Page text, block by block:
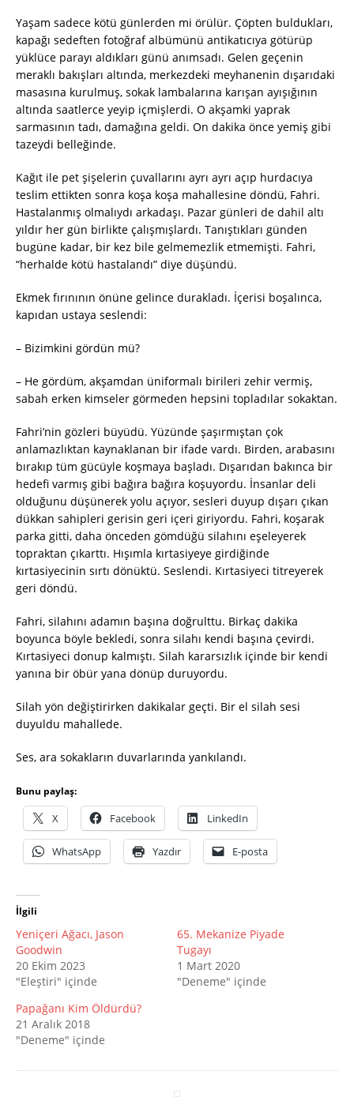
Yaşam sadece kötü günlerden mi örülür. Çöpten buldukları,
kapağı sedeften fotoğraf albümünü antikatıcıya götürüp
yüklüce parayı aldıkları günü anımsadı. Gelen geçenin
meraklı bakışları altında, merkezdeki meyhanenin dışarıdaki
masasına kurulmuş, sokak lambalarına karışan ayışığının
altında saatlerce yeyip içmişlerdi. O akşamki yaprak
sarmasının tadı, damağına geldi. On dakika önce yemiş gibi
tazeydi belleğinde.
Kağıt ile pet şişelerin çuvallarını ayrı ayrı açıp hurdacıya
teslim ettikten sonra koşa koşa mahallesine döndü, Fahri.
Hastalanmış olmalıydı arkadaşı. Pazar günleri de dahil altı
yıldır her gün birlikte çalışmışlardı. Tanıştıkları günden
bugüne kadar, bir kez bile gelmemezlik etmemişti. Fahri,
“herhalde kötü hastalandı” diye düşündü.
Ekmek fırınının önüne gelince durakladı. İçerisi boşalınca,
kapıdan ustaya seslendi:
– Bizimkini gördün mü?
– He gördüm, akşamdan üniformalı birileri zehir vermiş,
sabah erken kimseler görmeden hepsini topladılar sokaktan.
Fahri’nin gözleri büyüdü. Yüzünde şaşırmıştan çok
anlamazlıktan kaynaklanan bir ifade vardı. Birden, arabasını
bırakıp tüm gücüyle koşmaya başladı. Dışarıdan bakınca bir
hedefi varmış gibi bağıra bağıra koşuyordu. İnsanlar deli
olduğunu düşünerek yolu açıyor, sesleri duyup dışarı çıkan
dükkan sahipleri gerisin geri içeri giriyordu. Fahri, koşarak
parka gitti, daha önceden gömdüğü silahını eşeleyerek
topraktan çıkarttı. Hışımla kırtasiyeye girdiğinde
kırtasiyecinin sırtı dönüktü. Seslendi. Kırtasiyeci titreyerek
geri döndü.
Fahri, silahını adamın başına doğrulttu. Birkaç dakika
boyunca böyle bekledi, sonra silahı kendi başına çevirdi.
Kırtasiyeci donup kalmıştı. Silah kararsızlık içinde bir kendi
yanına bir öbür yana dönüp duruyordu.
Silah yön değiştirirken dakikalar geçti. Bir el silah sesi
duyuldu mahallede.
Ses, ara sokakların duvarlarında yankılandı.
Bunu paylaş:
X Facebook LinkedIn
WhatsApp Yazdır E-posta
İlgili
Yeniçeri Ağacı, Jason
Goodwin
20 Ekim 2023
"Eleştiri" içinde
65. Mekanize Piyade
Tugayı
1 Mart 2020
"Deneme" içinde
Papağanı Kim Öldürdü?
21 Aralık 2018
"Deneme" içinde